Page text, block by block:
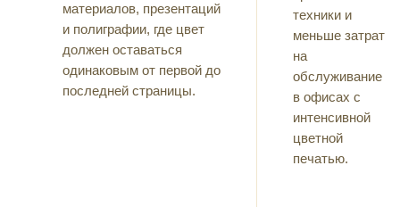
материалов, презентаций
и полиграфии, где цвет
должен оставаться
одинаковым от первой до
последней страницы.
техники и
меньше затрат
на
обслуживание
в офисах с
интенсивной
цветной
печатью.